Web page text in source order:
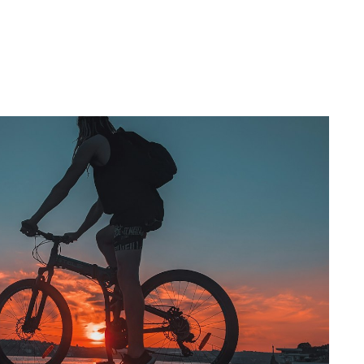
eine Partner-Provision.